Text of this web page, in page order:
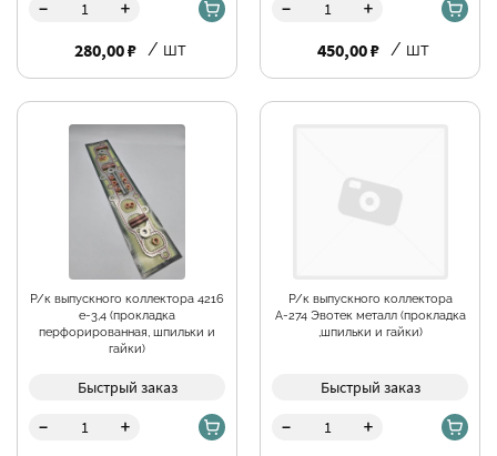
- +
280,00 ₽ / шт
- +
450,00 ₽ / шт
Р/к выпускного коллектора 4216
е-3,4 (прокладка
перфорированная, шпильки и
гайки)
Быстрый заказ
- +
Р/к выпускного коллектора
А-274 Эвотек металл (прокладка
,шпильки и гайки)
Быстрый заказ
- +